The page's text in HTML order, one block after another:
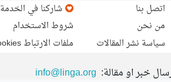
اتصل بنا
من نحن
سياسة نشر المقالات
شاركنا في الخدمة
شروط الاستخدام
ملفات الارتباط Cookies
خبر او مقالة: info@linga.org